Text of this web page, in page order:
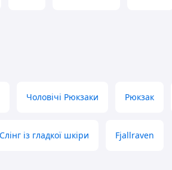
Чоловічі Рюкзаки Рюкзак
Слінг із гладкої шкіри Fjallraven